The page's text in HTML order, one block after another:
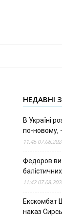
НЕДАВНІ
В Україні
по-новому,
11:45
Федоров
11:42
Екскомбат
наказ